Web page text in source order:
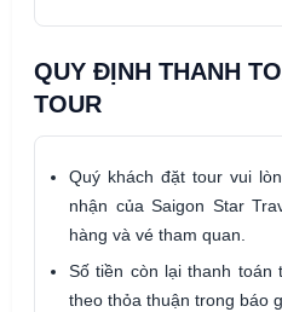
QUY ĐỊNH THANH
TOUR
Quý khách đặt tour vui
nhận của Saigon Star
hàng và vé tham quan.
Số tiền còn lại thanh toán
theo thỏa thuận trong báo